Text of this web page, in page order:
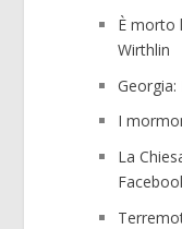
È morto
Wirthlin
Georgia:
I
La